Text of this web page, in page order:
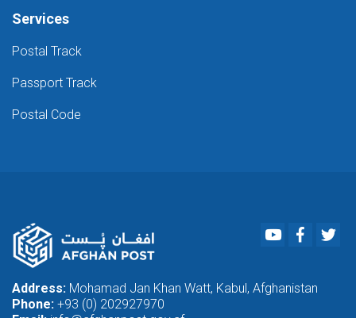
Services
Postal Track
Passport Track
Postal Code
Youtube
Address: Mohamad Jan Khan Watt, Kabul, Afghanistan
Phone: +93 (0) 202927970